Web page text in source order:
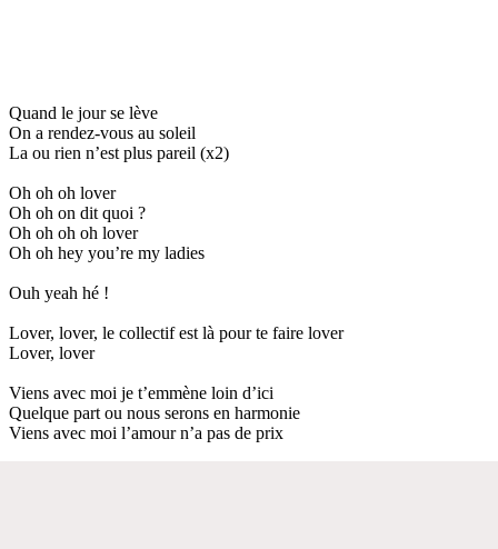
Quand le jour se lève
On a rendez-vous au soleil
La ou rien n’est plus pareil (x2)
Oh oh oh lover
Oh oh on dit quoi ?
Oh oh oh oh lover
Oh oh hey you’re my ladies
Ouh yeah hé !
Lover, lover, le collectif est là pour te faire lover
Lover, lover
Viens avec moi je t’emmène loin d’ici
Quelque part ou nous serons en harmonie
Viens avec moi l’amour n’a pas de prix